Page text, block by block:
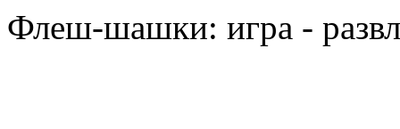
Флеш-шашки: игра -